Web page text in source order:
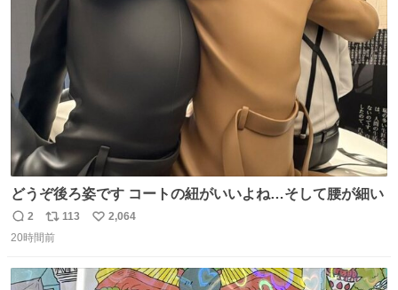
数
どうぞ後ろ姿です コートの紐がいいよね…そして腰が細い
返
信
2
リ
ポ
ト
113
い
数
2,064
20時間前